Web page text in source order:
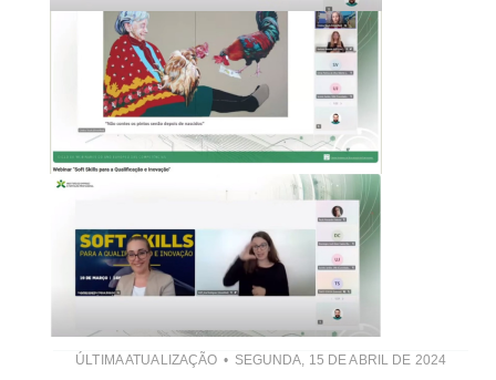
ÚLTIMA ATUALIZAÇÃO SEGUNDA, 15 DE ABRIL DE 2024